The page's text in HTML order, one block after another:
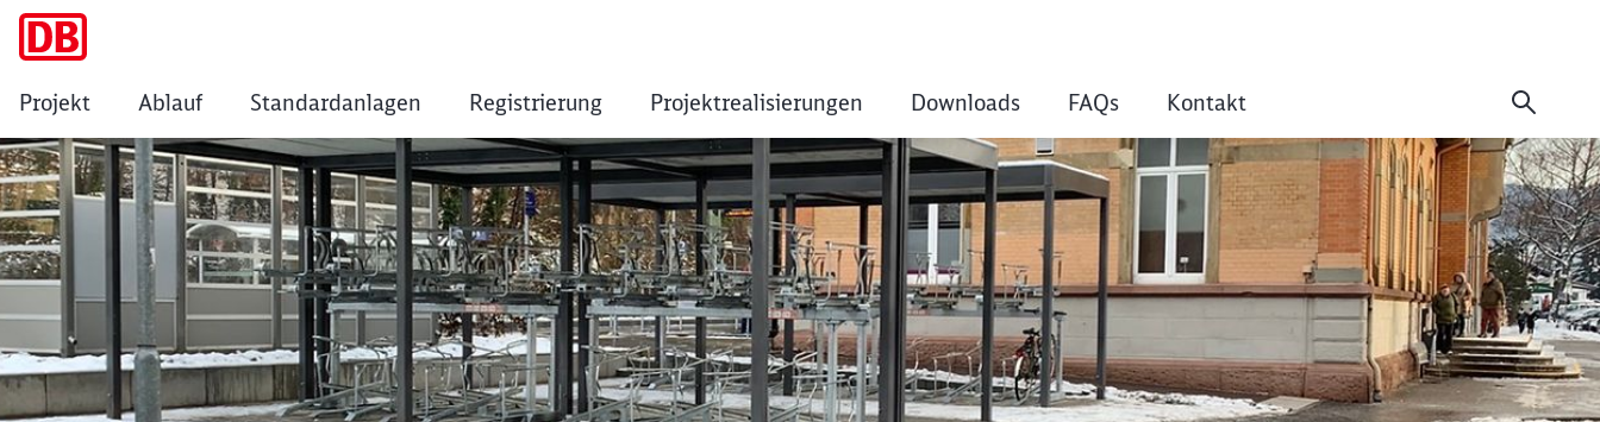
Waldkirch
Projekt Ablauf Standardanlagen Registrierung Projektrealisierungen Downloads FAQs Kontakt